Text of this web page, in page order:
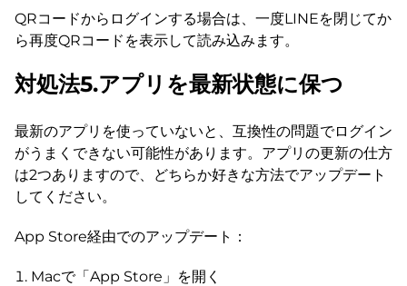
QRコードからログインする場合は、一度LINEを閉じてか
ら再度QRコードを表示して読み込みます。
対処法5.アプリを最新状態に保つ
最新のアプリを使っていないと、互換性の問題でログイン
がうまくできない可能性があります。アプリの更新の仕方
は2つありますので、どちらか好きな方法でアップデート
してください。
App Store経由でのアップデート：
Macで「App Store」を開く